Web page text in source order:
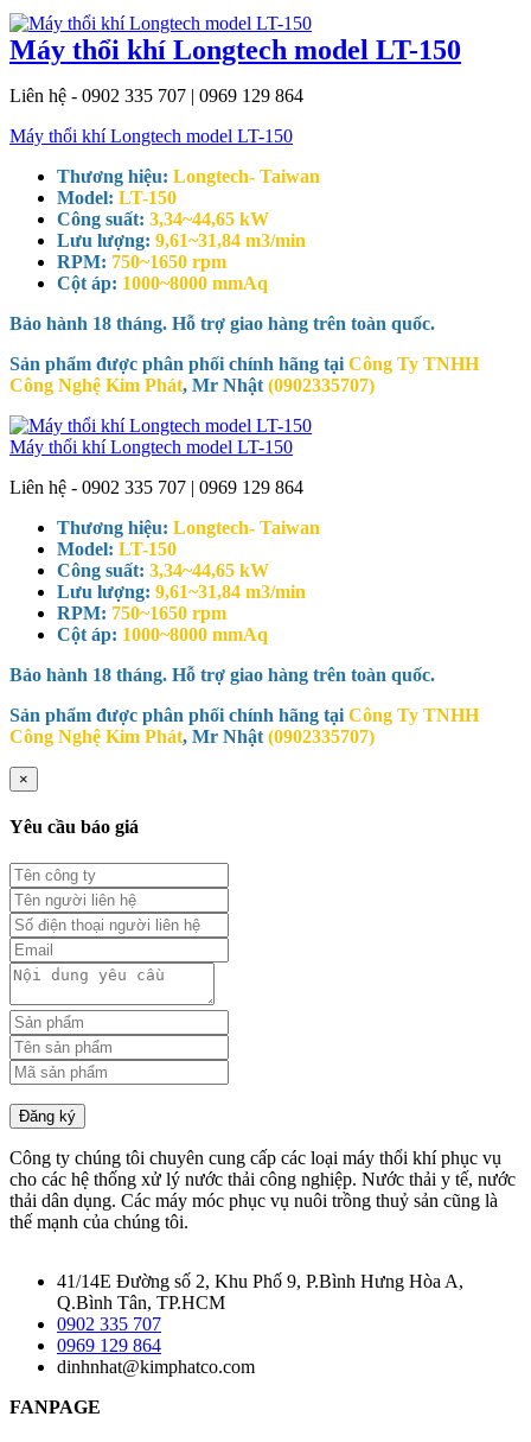
Máy thổi khí Longtech model LT-150
Liên hệ - 0902 335 707 | 0969 129 864
Máy thổi khí Longtech model LT-150
Thương hiệu: Longtech- Taiwan
Model: LT-150
Công suất: 3,34~44,65 kW
Lưu lượng: 9,61~31,84 m3/min
RPM: 750~1650 rpm
Cột áp: 1000~8000 mmAq
Bảo hành 18 tháng. Hỗ trợ giao hàng trên toàn quốc.
Sản phẩm được phân phối chính hãng tại Công Ty TNHH
Công Nghệ Kim Phát, Mr Nhật (0902335707)
Máy thổi khí Longtech model LT-150
Liên hệ - 0902 335 707 | 0969 129 864
Thương hiệu: Longtech- Taiwan
Model: LT-150
Công suất: 3,34~44,65 kW
Lưu lượng: 9,61~31,84 m3/min
RPM: 750~1650 rpm
Cột áp: 1000~8000 mmAq
Bảo hành 18 tháng. Hỗ trợ giao hàng trên toàn quốc.
Sản phẩm được phân phối chính hãng tại Công Ty TNHH
Công Nghệ Kim Phát, Mr Nhật (0902335707)
×
Yêu cầu báo giá
Đăng ký
Công ty chúng tôi chuyên cung cấp các loại máy thổi khí phục vụ
cho các hệ thống xử lý nước thải công nghiệp. Nước thải y tế, nước
thải dân dụng. Các máy móc phục vụ nuôi trồng thuỷ sản cũng là
thế mạnh của chúng tôi.
41/14E Đường số 2, Khu Phố 9, P.Bình Hưng Hòa A,
Q.Bình Tân, TP.HCM
0902 335 707
0969 129 864
dinhnhat@kimphatco.com
FANPAGE